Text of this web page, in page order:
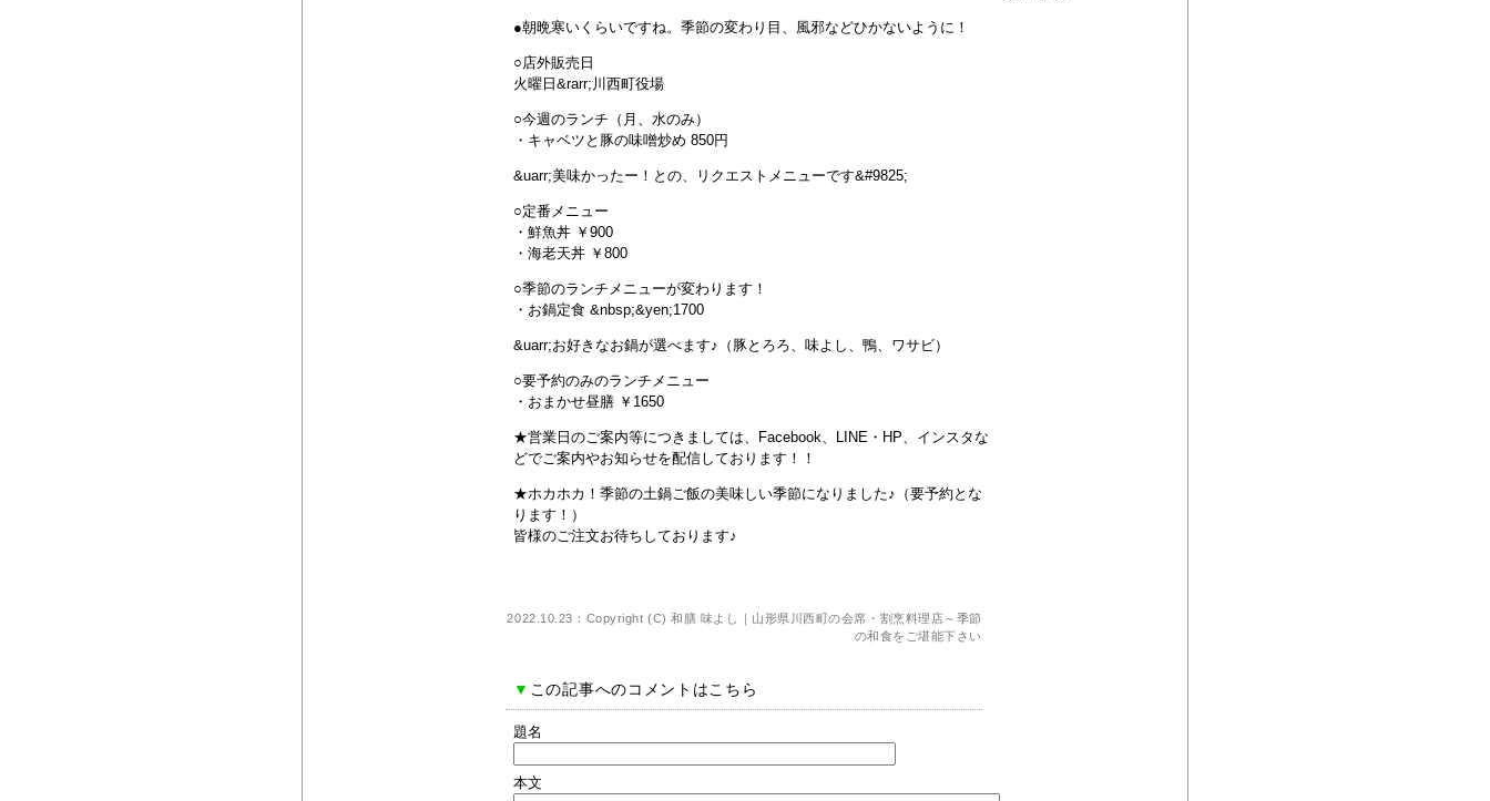
●朝晩寒いくらいですね。季節の変わり目、風邪などひかないように！
○店外販売日
火曜日&rarr;川西町役場
○今週のランチ（月、水のみ）
・キャベツと豚の味噌炒め 850円
&uarr;美味かったー！との、リクエストメニューです&#9825;
○定番メニュー
・鮮魚丼 ￥900
・海老天丼 ￥800
○季節のランチメニューが変わります！
・お鍋定食 &nbsp;&yen;1700
&uarr;お好きなお鍋が選べます♪（豚とろろ、味よし、鴨、ワサビ）
○要予約のみのランチメニュー
・おまかせ昼膳 ￥1650
★営業日のご案内等につきましては、Facebook、LINE・HP、インスタな
どでご案内やお知らせを配信しております！！
★ホカホカ！季節の土鍋ご飯の美味しい季節になりました♪（要予約とな
ります！）
皆様のご注文お待ちしております♪
2022.10.23：Copyright (C)和膳 味よし｜山形県川西町の会席・割烹料理店～季節
の和食をご堪能下さい
▼ この記事へのコメントはこちら
題名
本文